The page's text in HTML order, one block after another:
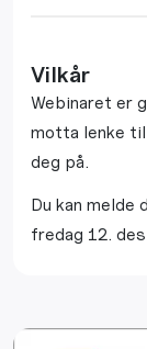
Vilkår
Webinaret er
motta lenke
deg på.
Du kan
fredag 12.